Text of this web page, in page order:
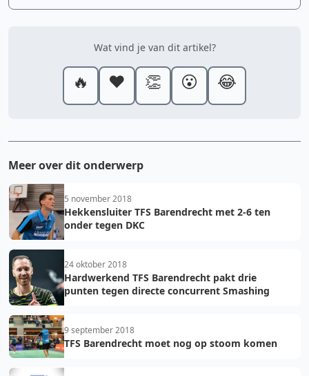
Wat vind je van dit artikel?
🔥 ❤️ 👏 😮 😂
Meer over dit onderwerp
5 november 2018
Hekkensluiter TFS Barendrecht met 2-6 ten
onder tegen DKC
24 oktober 2018
Hardwerkend TFS Barendrecht pakt drie
punten tegen directe concurrent Smashing
9 september 2018
TFS Barendrecht moet nog op stoom komen